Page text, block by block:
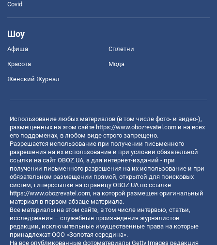
Covid
Шоу
Афиша Сплетни
Красота Мода
Женский Журнал
Использование любых материалов (в том числе фото- и видео-),
размещенных на этом сайте https://www.obozrevatel.com и на всех
его поддоменах, в любом виде строго запрещено.
Разрешается использование при получении письменного
разрешения на их использование и при условии обязательной
ссылки на сайт OBOZ.UA, а для интернет-изданий - при
получении письменного разрешения на их использование и при
обязательном размещении прямой, открытой для поисковых
систем, гиперссылки на страницу OBOZ.UA по ссылке
https://www.obozrevatel.com, на которой размещен оригинальный
материал в первом абзаце материала.
Все материалы на этом сайте, в том числе интервью, статьи,
исследования – служебные произведения журналистов
редакции, исключительные имущественные права на которые
принадлежат ООО «Золотая середина».
На все опубликованные фотоматериалы Getty Images редакция